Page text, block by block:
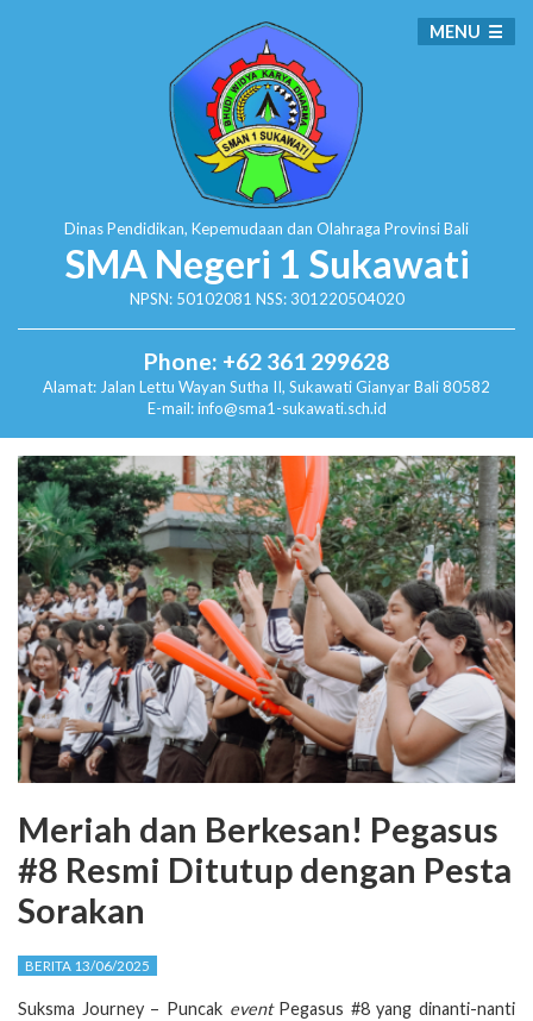
Dinas Pendidikan, Kepemudaan dan Olahraga Provinsi Bali
SMA Negeri 1 Sukawati
NPSN: 50102081 NSS: 301220504020
Phone: +62 361 299628
Alamat: Jalan Lettu Wayan Sutha II, SukawatiGianyar Bali 80582
E-mail: info@sma1-sukawati.sch.id
MENU
Meriah dan Berkesan! Pegasus
#8 Resmi Ditutup dengan Pesta
Sorakan
BERITA 13/06/2025
Suksma Journey – Puncak eventPegasus #8 yang dinanti-nanti